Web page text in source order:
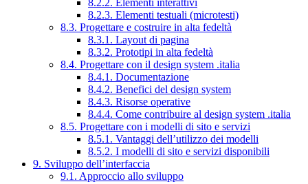
8.2.3. Elementi testuali (microtesti)
8.3. Progettare e costruire in alta fedeltà
8.3.1. Layout di pagina
8.3.2. Prototipi in alta fedeltà
8.4. Progettare con il design system .italia
8.4.1. Documentazione
8.4.2. Benefici del design system
8.4.3. Risorse operative
8.4.4. Come contribuire al design system .italia
8.5. Progettare con i modelli di sito e servizi
8.5.1. Vantaggi dell’utilizzo dei modelli
8.5.2. I modelli di sito e servizi disponibili
9. Sviluppo dell’interfaccia
9.1. Approccio allo sviluppo